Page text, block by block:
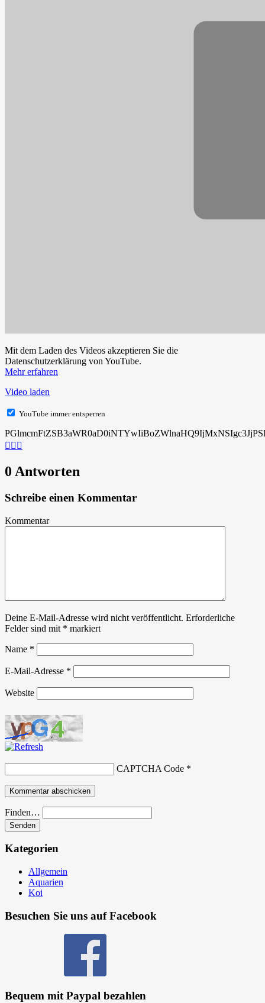
Mit dem Laden des Videos akzeptieren Sie die
Datenschutzerklärung von YouTube.
Mehr erfahren
Video laden
YouTube immer entsperren
0 Antworten
Schreibe einen Kommentar
Kommentar
Deine E-Mail-Adresse wird nicht veröffentlicht. Erforderliche
Felder sind mit * markiert
Name *
E-Mail-Adresse *
Website
CAPTCHA Code *
Finden…
Kategorien
Allgemein
Aquarien
Koi
Besuchen Sie uns auf Facebook
Bequem mit Paypal bezahlen